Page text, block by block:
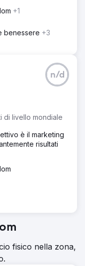
+1
benessere +3
di livello mondiale
n/d
è il marketing
risultati
fisico nella zona,